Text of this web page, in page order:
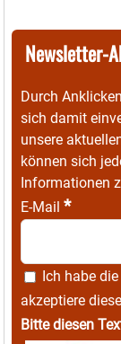
Newsletter-
Durch
sich damit
unsere
können sich
Informationen
E-Mail *
Ich habe die
akzeptiere
Bitte diesen